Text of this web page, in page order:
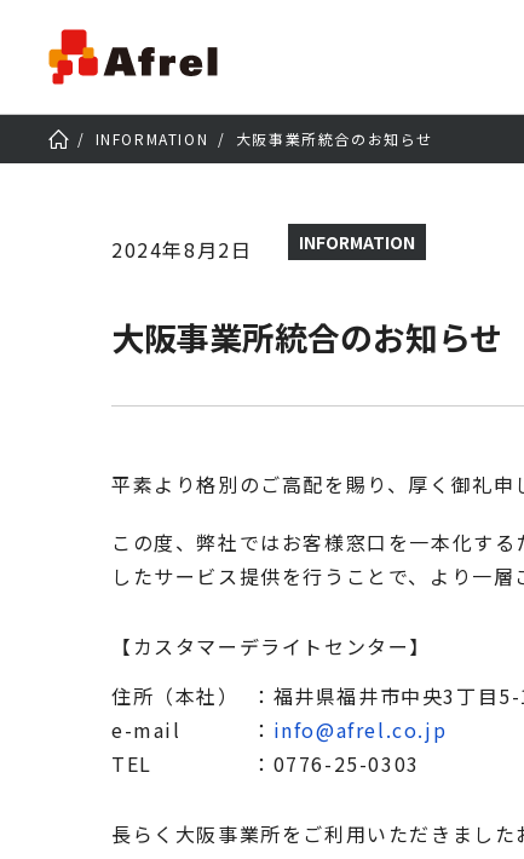
INFORMATION 大阪事業所統合のお知らせ
2024年8月2日 INFORMATION
大阪事業所統合のお知らせ
平素より格別のご高配を賜り、厚く御礼申
この度、弊社ではお客様窓口を一本化す
したサービス提供を行うことで、より一
【カスタマーデライトセンター】
住所（本社）
：福井県福井市中央3丁目
e-mail
： info@afrel.co.jp
TEL
：0776-25-0303
長らく大阪事業所をご利用いただきました